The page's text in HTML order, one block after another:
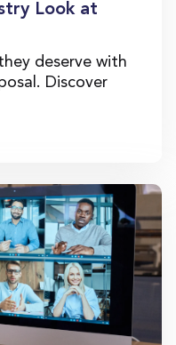
Look at
deserve with
Discover